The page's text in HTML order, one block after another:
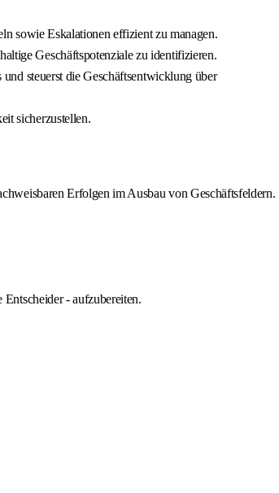
sowie Eskalationen effizient zu managen.
Geschäftspotenziale zu identifizieren.
steuerst die Geschäftsentwicklung über
sicherzustellen.
Erfolgen im Ausbau von Geschäftsfeldern.
- aufzubereiten.